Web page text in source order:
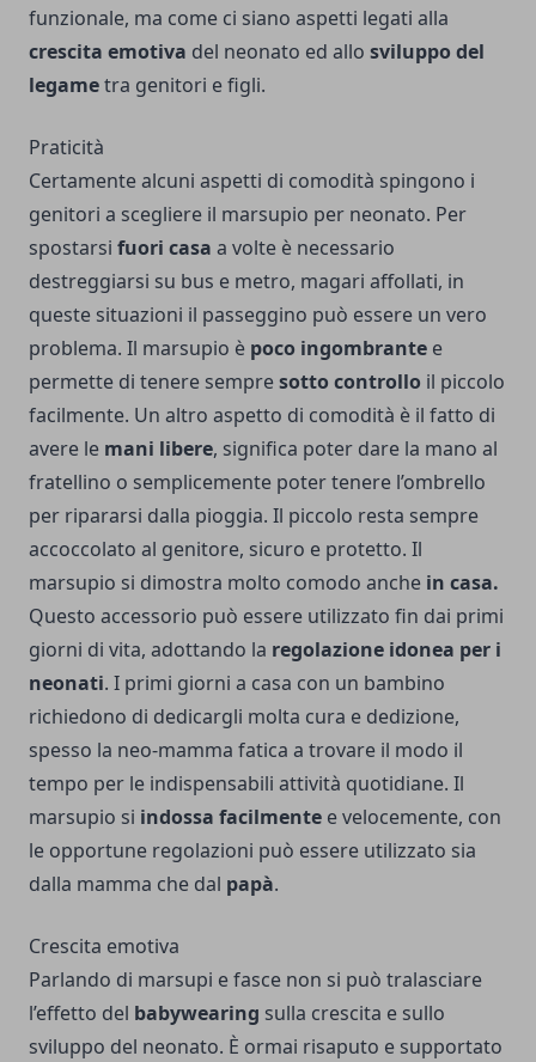
funzionale, ma come ci siano aspetti legati alla
crescita emotiva del neonato ed allo sviluppo del
legametra genitori e figli.
Praticità
Certamente alcuni aspetti di comodità spingono i
genitori a scegliere il marsupio per neonato. Per
spostarsi fuori casa a volte è necessario
destreggiarsi su bus e metro, magari affollati, in
queste situazioni il passeggino può essere un vero
problema. Il marsupio è poco ingombrante e
permette di tenere sempresotto controllo il piccolo
facilmente. Un altro aspetto di comodità è il fatto di
avere le mani libere, significa poter dare la mano al
fratellino o semplicemente poter tenere l’ombrello
per ripararsi dalla pioggia. Il piccolo resta sempre
accoccolato al genitore, sicuro e protetto. Il
marsupio si dimostra molto comodo anche in casa.
Questo accessorio può essere utilizzato fin dai primi
giorni di vita, adottando la regolazione idonea per i
neonati. I primi giorni a casa con un bambino
richiedono di dedicargli molta cura e dedizione,
spesso la neo-mamma fatica a trovare il modo il
tempo per le indispensabili attività quotidiane. Il
marsupio si indossa facilmente e velocemente, con
le opportune regolazioni può essere utilizzato sia
dalla mamma che dal papà.
Crescita emotiva
Parlando di marsupi e fasce non si può tralasciare
l’effetto del babywearing sulla crescita e sullo
sviluppo del neonato. È ormai risaputo e supportato